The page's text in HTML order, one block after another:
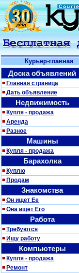
Курьер-главная
Доска объявлений
Главная страница
Дать объявление
Недвижимость
Купля - продажа
Аренда
Разное
Машины
Купля - продажа
Барахолка
Куплю
Продам
Знакомства
Он ищет Ее
Она ищет Его
Работа
Требуются
Ищу работу
Компьютеры
Купля - продажа
Ремонт